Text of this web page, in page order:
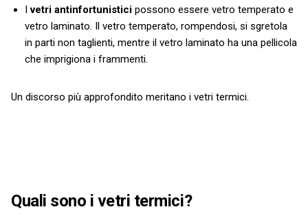
Ivetri antinfortunistici possono essere vetro temperato e
vetro laminato. Il vetro temperato, rompendosi, si sgretola
in parti non taglienti, mentre il vetro laminato ha una pellicola
che imprigiona i frammenti.
Un discorso più approfondito meritano i vetri termici.
Quali sono i vetri termici?